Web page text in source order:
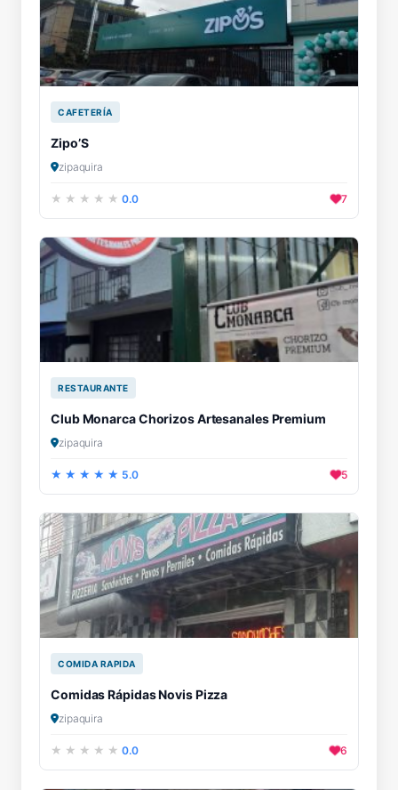
CAFETERÍA
Zipo’S
zipaquira
0.0 7
RESTAURANTE
Club Monarca Chorizos Artesanales Premium
zipaquira
5.0 5
COMIDA RAPIDA
Comidas Rápidas Novis Pizza
zipaquira
0.0 6